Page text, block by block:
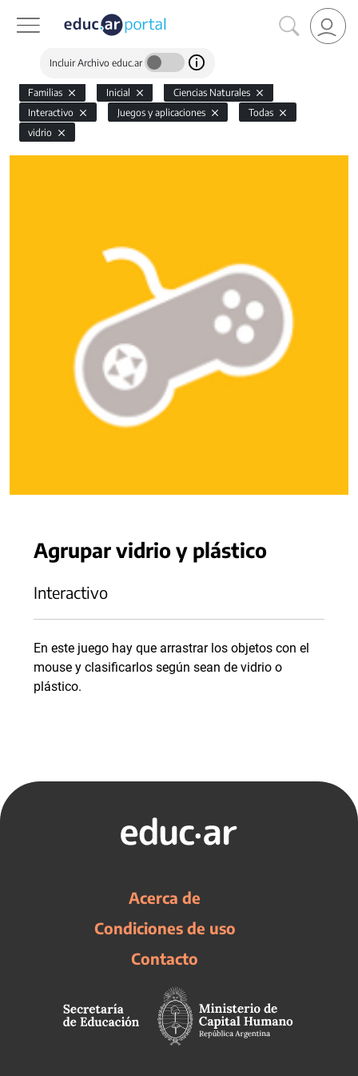
Incluir Archivo educ.ar
Familias Inicial
Ciencias Naturales
Interactivo
Juegos y aplicaciones
Todas
vidrio
Agrupar vidrio y plástico
Interactivo
En este juego hay que arrastrar los objetos con el
mouse y clasificarlos según sean de vidrio o
plástico.
Acerca de
Condiciones de uso
Contacto